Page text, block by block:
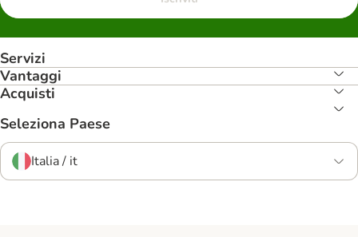
Servizi
Vantaggi
Acquisti
Seleziona Paese
Italia / it